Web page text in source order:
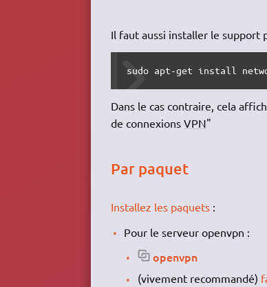
Il faut aussi installer le support
sudo apt-get install
Dans le cas contraire, cela
de connexions VPN"
Par paquet
Installez les paquets:
Pour le serveur openvpn :
openvpn
(vivement recommandé)